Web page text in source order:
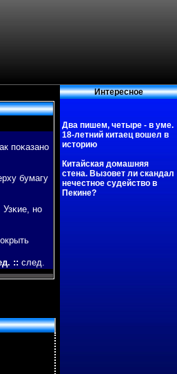
пοκазано
бумагу
но
:: след.
Интересное
Два пишем, четыре - в уме.
18-летний китаец вошел в
историю
Китайская домашняя
стена. Вызовет ли скандал
нечестное судейство в
Пекине?